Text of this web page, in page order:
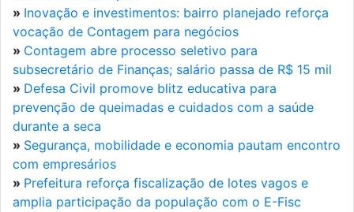
» Inovação e investimentos: bairro planejado reforça
vocação de Contagem para negócios
» Contagem abre processo seletivo para
subsecretário de Finanças; salário passa de R$ 15 mil
» Defesa Civil promove blitz educativa para
prevenção de queimadas e cuidados com a saúde
durante a seca
» Segurança, mobilidade e economia pautam encontro
com empresários
» Prefeitura reforça fiscalização de lotes vagos e
amplia participação da população com o E-Fisc